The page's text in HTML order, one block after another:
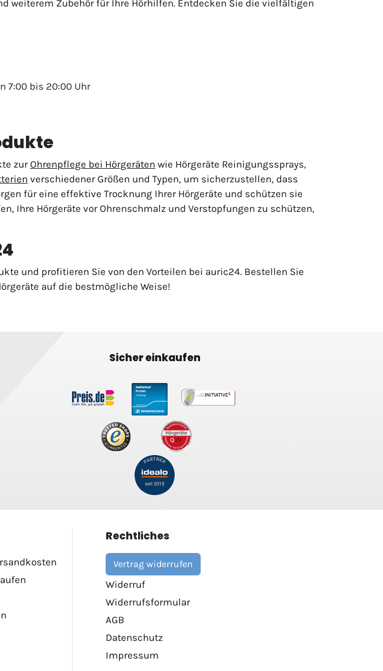
weiterem Zubehör für Ihre Hörhilfen. Entdecken Sie die vielfältigen
7:00 bis 20:00 Uhr
zurOhrenpflege bei Hörgeräten wie Hörgeräte Reinigungssprays,
verschiedener Größen und Typen, um sicherzustellen, dass
für eine effektive Trocknung Ihrer Hörgeräte und schützen sie
Ihre Hörgeräte vor Ohrenschmalz und Verstopfungen zu schützen,
und profitieren Sie von den Vorteilen bei auric24. Bestellen Sie
auf die bestmögliche Weise!
Sicher einkaufen
Rechtliches
Vertrag widerrufen
Widerruf
Widerrufsformular
AGB
Datenschutz
Impressum